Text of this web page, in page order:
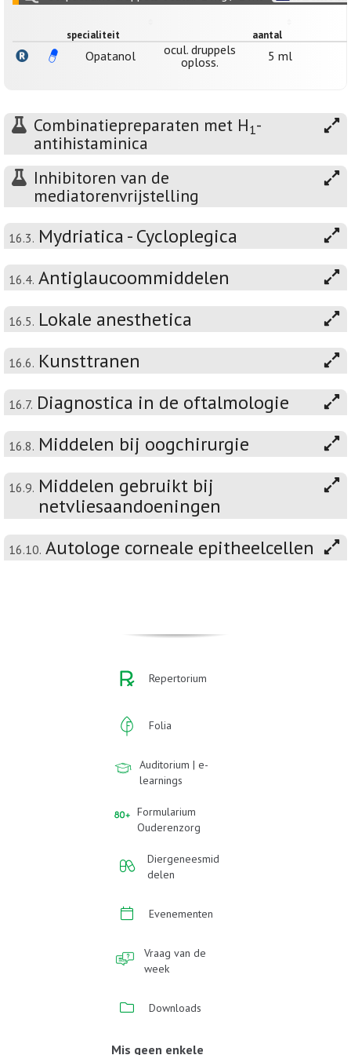
specialiteit aantal
Opatanol
ocul. druppels
oploss.
5 ml
Combinatiepreparaten met H1-
antihistaminica
Inhibitoren van de
mediatorenvrijstelling
16.3. Mydriatica - Cycloplegica
16.4. Antiglaucoommiddelen
16.5. Lokale anesthetica
16.6. Kunsttranen
16.7. Diagnostica in de oftalmologie
16.8. Middelen bij oogchirurgie
16.9. Middelen gebruikt bij
netvliesaandoeningen
16.10. Autologe corneale epitheelcellen
Repertorium
Folia
Auditorium | e-
learnings
Formularium
Ouderenzorg
Diergeneesmid
delen
Evenementen
Vraag van de
week
Downloads
Mis geen enkele